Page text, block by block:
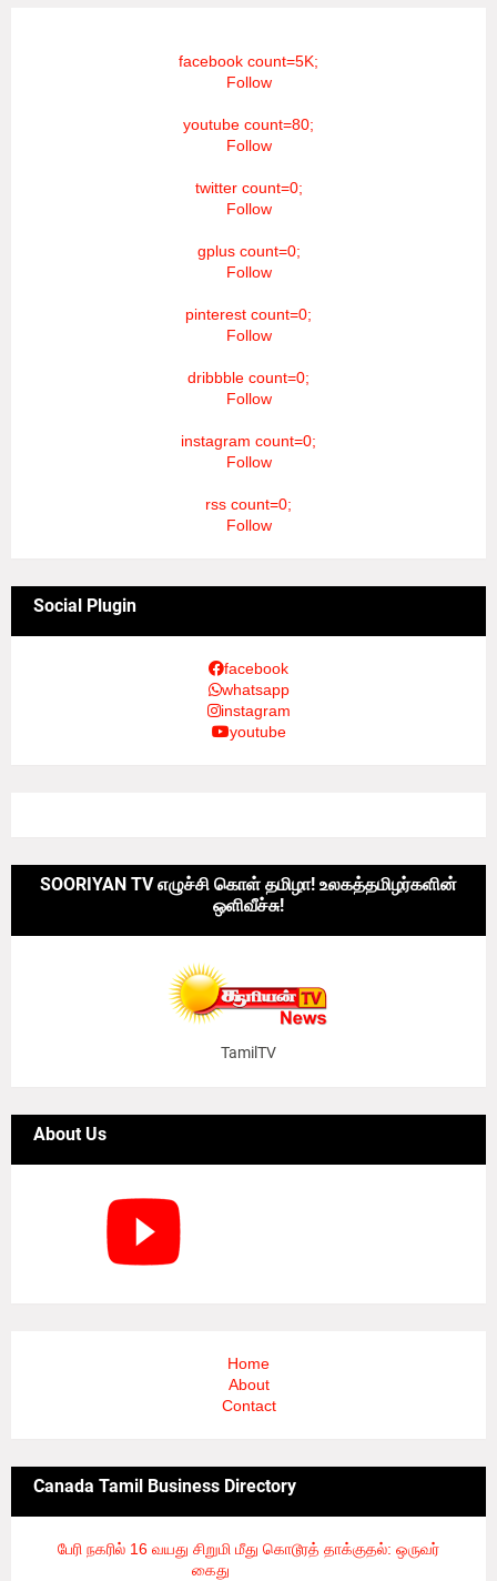
facebook count=5K;
Follow
youtube count=80;
Follow
twitter count=0;
Follow
gplus count=0;
Follow
pinterest count=0;
Follow
dribbble count=0;
Follow
instagram count=0;
Follow
rss count=0;
Follow
Social Plugin
facebook
whatsapp
instagram
youtube
SOORIYAN TV எழுச்சி கொள் தமிழா! உலகத்தமிழர்களின்
ஒளிவீச்சு!
TamilTV
About Us
Home
About
Contact
Canada Tamil Business Directory
பேரி நகரில் 16 வயது சிறுமி மீது கொடூரத் தாக்குதல்: ஒருவர்
கைது